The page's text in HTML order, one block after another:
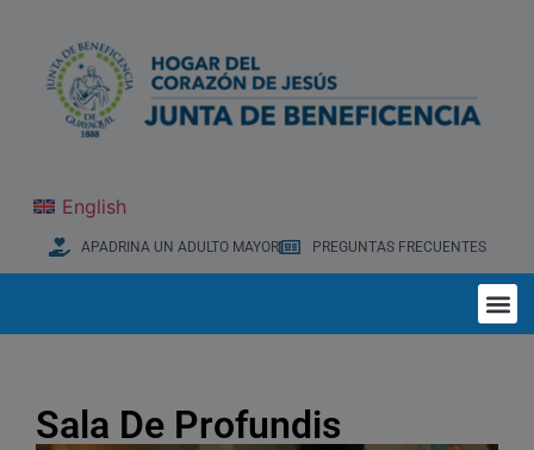
English
APADRINA UN ADULTO MAYOR PREGUNTAS FRECUENTES
Sala De Profundis